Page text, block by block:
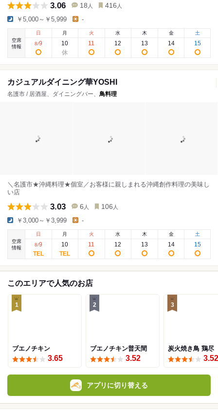
3.06 18 人 416 人
￥5,000～￥5,999 -
空席
情報
日
8/9
月
10
火
11
水
12
木
13
金
14
土
15
カジュアルダイニング華YOSHI
名護市 / 居酒屋、ダイニングバー、 鳥料理
＼名護市★沖縄料理★個室／お客様に親しまれる沖縄創作料理の美味し
い店
3.03 6 人 106 人
￥3,000～￥3,999 -
空席
情報
日
8/9
月
10
火
11
水
12
木
13
金
14
土
15
このエリアで人気のお店
1
ブエノチキン
3.65
2
ブエノチキン普天間
3.52
3
炭火焼き鳥 鶏尽
3.52
アプリに切り替える